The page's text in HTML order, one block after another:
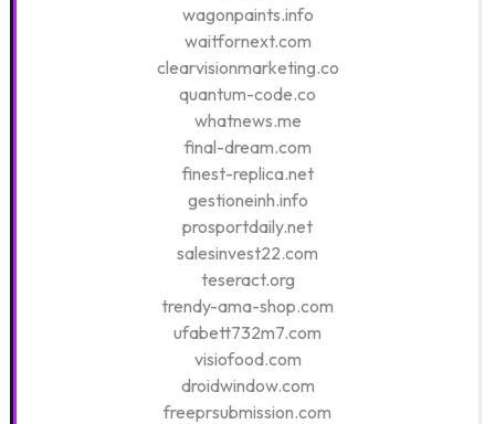
wagonpaints.info
waitfornext.com
clearvisionmarketing.co
quantum-code.co
whatnews.me
final-dream.com
finest-replica.net
gestioneinh.info
prosportdaily.net
salesinvest22.com
teseract.org
trendy-ama-shop.com
ufabett732m7.com
visiofood.com
droidwindow.com
freeprsubmission.com